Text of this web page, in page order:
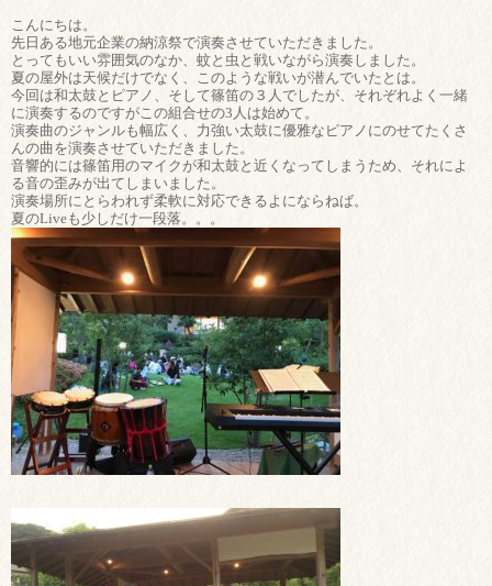
こんにちは。
先日ある地元企業の納涼祭で演奏させていただきました。
とってもいい雰囲気のなか、蚊と虫と戦いながら演奏しました。
夏の屋外は天候だけでなく、このような戦いが潜んでいたとは。
今回は和太鼓とピアノ、そして篠笛の３人でしたが、それぞれよく一緒
に演奏するのですがこの組合せの3人は始めて。
演奏曲のジャンルも幅広く、力強い太鼓に優雅なピアノにのせてたくさ
んの曲を演奏させていただきました。
音響的には篠笛用のマイクが和太鼓と近くなってしまうため、それによ
る音の歪みが出てしまいました。
演奏場所にとらわれず柔軟に対応できるよにならねば。
夏のLiveも少しだけ一段落。。。